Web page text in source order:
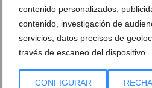
contenido personalizados,
contenido, investigación de
servicios, datos precisos de
través de escaneo del dispositivo.
CONFIGURAR